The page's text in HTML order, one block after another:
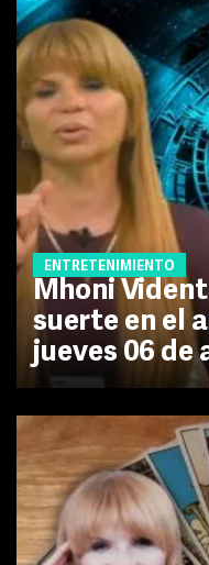
ENTRETENIMIENTO
Mhoni
suerte en el
jueves 06 de